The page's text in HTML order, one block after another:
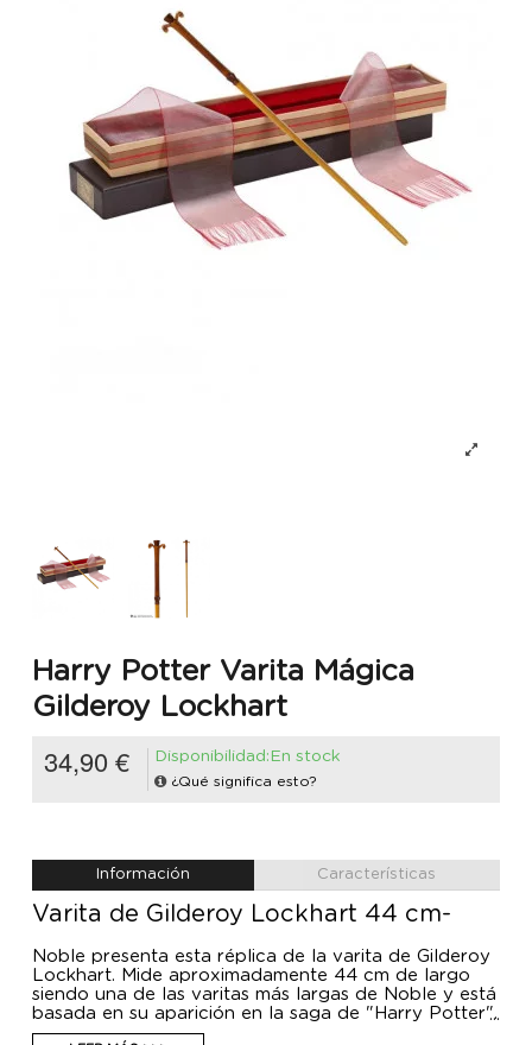
Harry Potter Varita Mágica
Gilderoy Lockhart
34,90 € Disponibilidad:En stock
¿Qué significa esto?
Información Características
Varita de Gilderoy Lockhart 44 cm-
Noble presenta esta réplica de la varita de Gilderoy
Lockhart. Mide aproximadamente 44 cm de largo
siendo una de las varitas más largas de Noble y está
basada en su aparición en la saga de "Harry Potter".
Viene en una caja para varitas de Ollivanders, en el